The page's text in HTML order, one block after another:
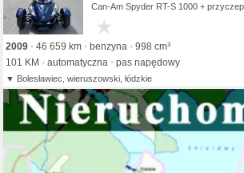
Can-Am Spyder RT-S 1000 +
2009 46 659 km benzyna
998 cm³
101 KM
automatyczna pas napędowy
Bolesławiec, wieruszowski, łódzkie